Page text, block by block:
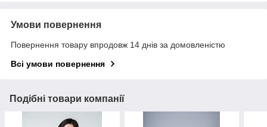
Умови повернення
Повернення товару впродовж 14 днів за домовленістю
Всі умови повернення
Подібні товари компанії